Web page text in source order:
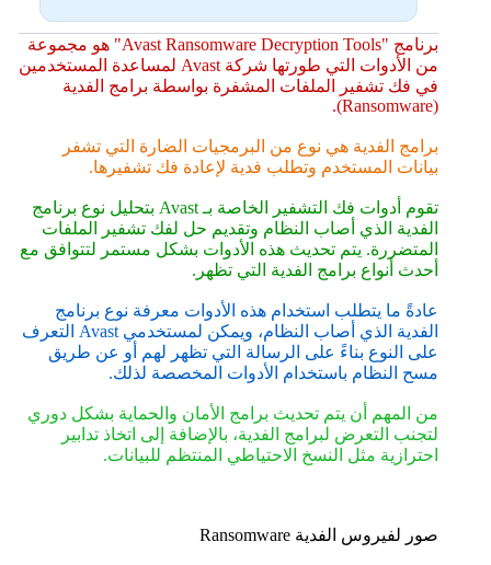
برنامج "Avast Ransomware Decryption Tools" هو مجموعة
من الأدوات التي طورتها شركة Avast لمساعدة المستخدمين
في فك تشفير الملفات المشفرة بواسطة برامج الفدية
(Ransomware).
برامج الفدية هي نوع من البرمجيات الضارة التي تشفر
بيانات المستخدم وتطلب فدية لإعادة فك تشفيرها.
تقوم أدوات فك التشفير الخاصة بـ Avast بتحليل نوع برنامج
الفدية الذي أصاب النظام وتقديم حل لفك تشفير الملفات
المتضررة. يتم تحديث هذه الأدوات بشكل مستمر لتتوافق مع
أحدث أنواع برامج الفدية التي تظهر.
عادةً ما يتطلب استخدام هذه الأدوات معرفة نوع برنامج
الفدية الذي أصاب النظام، ويمكن لمستخدمي Avast التعرف
على النوع بناءً على الرسالة التي تظهر لهم أو عن طريق
مسح النظام باستخدام الأدوات المخصصة لذلك.
من المهم أن يتم تحديث برامج الأمان والحماية بشكل دوري
لتجنب التعرض لبرامج الفدية، بالإضافة إلى اتخاذ تدابير
احترازية مثل النسخ الاحتياطي المنتظم للبيانات.
صور لفيروس الفدية Ransomware